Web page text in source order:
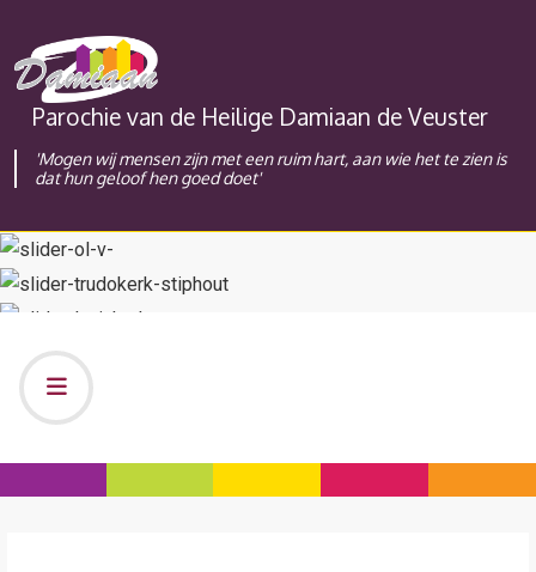
Parochie van de Heilige Damiaan de Veuster
'Mogen wij mensen zijn met een ruim hart, aan wie het te zien is
dat hun geloof hen goed doet'